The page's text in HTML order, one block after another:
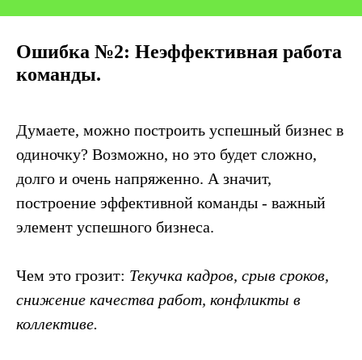
Ошибка №2: Неэффективная работа
команды.
Думаете, можно построить успешный бизнес в
одиночку? Возможно, но это будет сложно,
долго и очень напряженно. А значит,
построение эффективной команды - важный
элемент успешного бизнеса.
Чем это грозит: Текучка кадров, срыв сроков,
снижение качества работ, конфликты в
коллективе.